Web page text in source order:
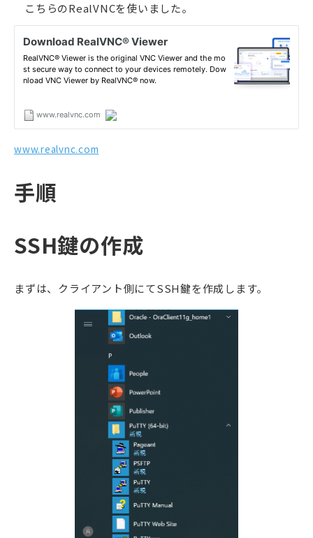
こちらのRealVNCを使いました。
www.realvnc.com
手順
SSH鍵の作成
まずは、クライアント側にてSSH鍵を作成します。